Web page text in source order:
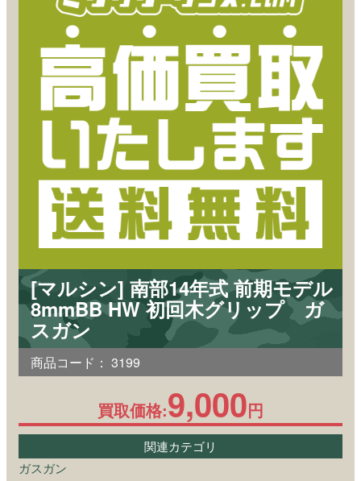
[マルシン] 南部14年式 前期モデル
8mmBB HW 初回木グリップ ガ
スガン
商品コード： 3199
買取価格:9,000円
関連カテゴリ
ガスガン